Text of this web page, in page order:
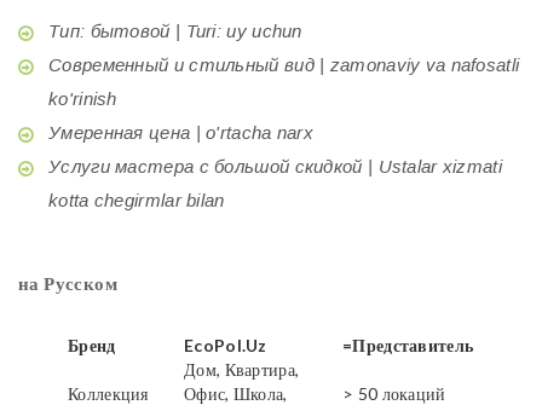
Тип: бытовой | Turi: uy uchun
Современный и стильный вид | zamonaviy va nafosatli
ko'rinish
Умеренная цена | o'rtacha narx
Услуги мастера с большой скидкой | Ustalar xizmati
kotta chegirmlar bilan
на Русском
Бренд EcoPol.Uz =Представитель
Коллекция
Дом, Квартира,
Офис, Школа,
> 50 локаций